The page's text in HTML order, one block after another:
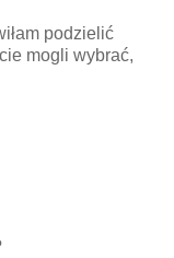
podzielić
mogli wybrać,